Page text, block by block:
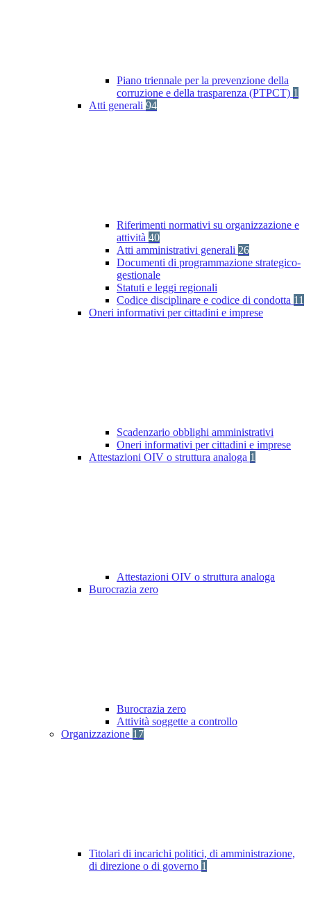
Piano triennale per la prevenzione della
corruzione e della trasparenza (PTPCT) 1
Atti generali 94
Riferimenti normativi su organizzazione e
attività 40
Atti amministrativi generali 26
Documenti di programmazione strategico-
gestionale
Statuti e leggi regionali
Codice disciplinare e codice di condotta 11
Oneri informativi per cittadini e imprese
Scadenzario obblighi amministrativi
Oneri informativi per cittadini e imprese
Attestazioni OIV o struttura analoga 1
Attestazioni OIV o struttura analoga
Burocrazia zero
Burocrazia zero
Attività soggette a controllo
Organizzazione 17
Titolari di incarichi politici, di amministrazione,
di direzione o di governo 1